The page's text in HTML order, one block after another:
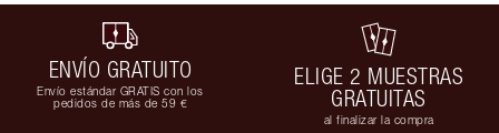
ENVÍO GRATUITO
Envío estándar GRATIS con los
pedidos de más de 59 €
ELIGE 2 MUESTRAS
GRATUITAS
al finalizar la compra